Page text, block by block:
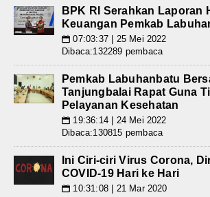
BPK RI Serahkan Laporan
Keuangan Pemkab
📅 07:03:37 | 25 Mei 2022
Dibaca:132289 pembaca
Pemkab Labuhanbatu
Tanjungbalai Rapat Guna
Pelayanan Kesehatan
📅 19:36:14 | 24 Mei 2022
Dibaca:130815 pembaca
Ini Ciri-ciri Virus Corona,
COVID-19 Hari ke Hari
📅 10:31:08 | 21 Mar 2020